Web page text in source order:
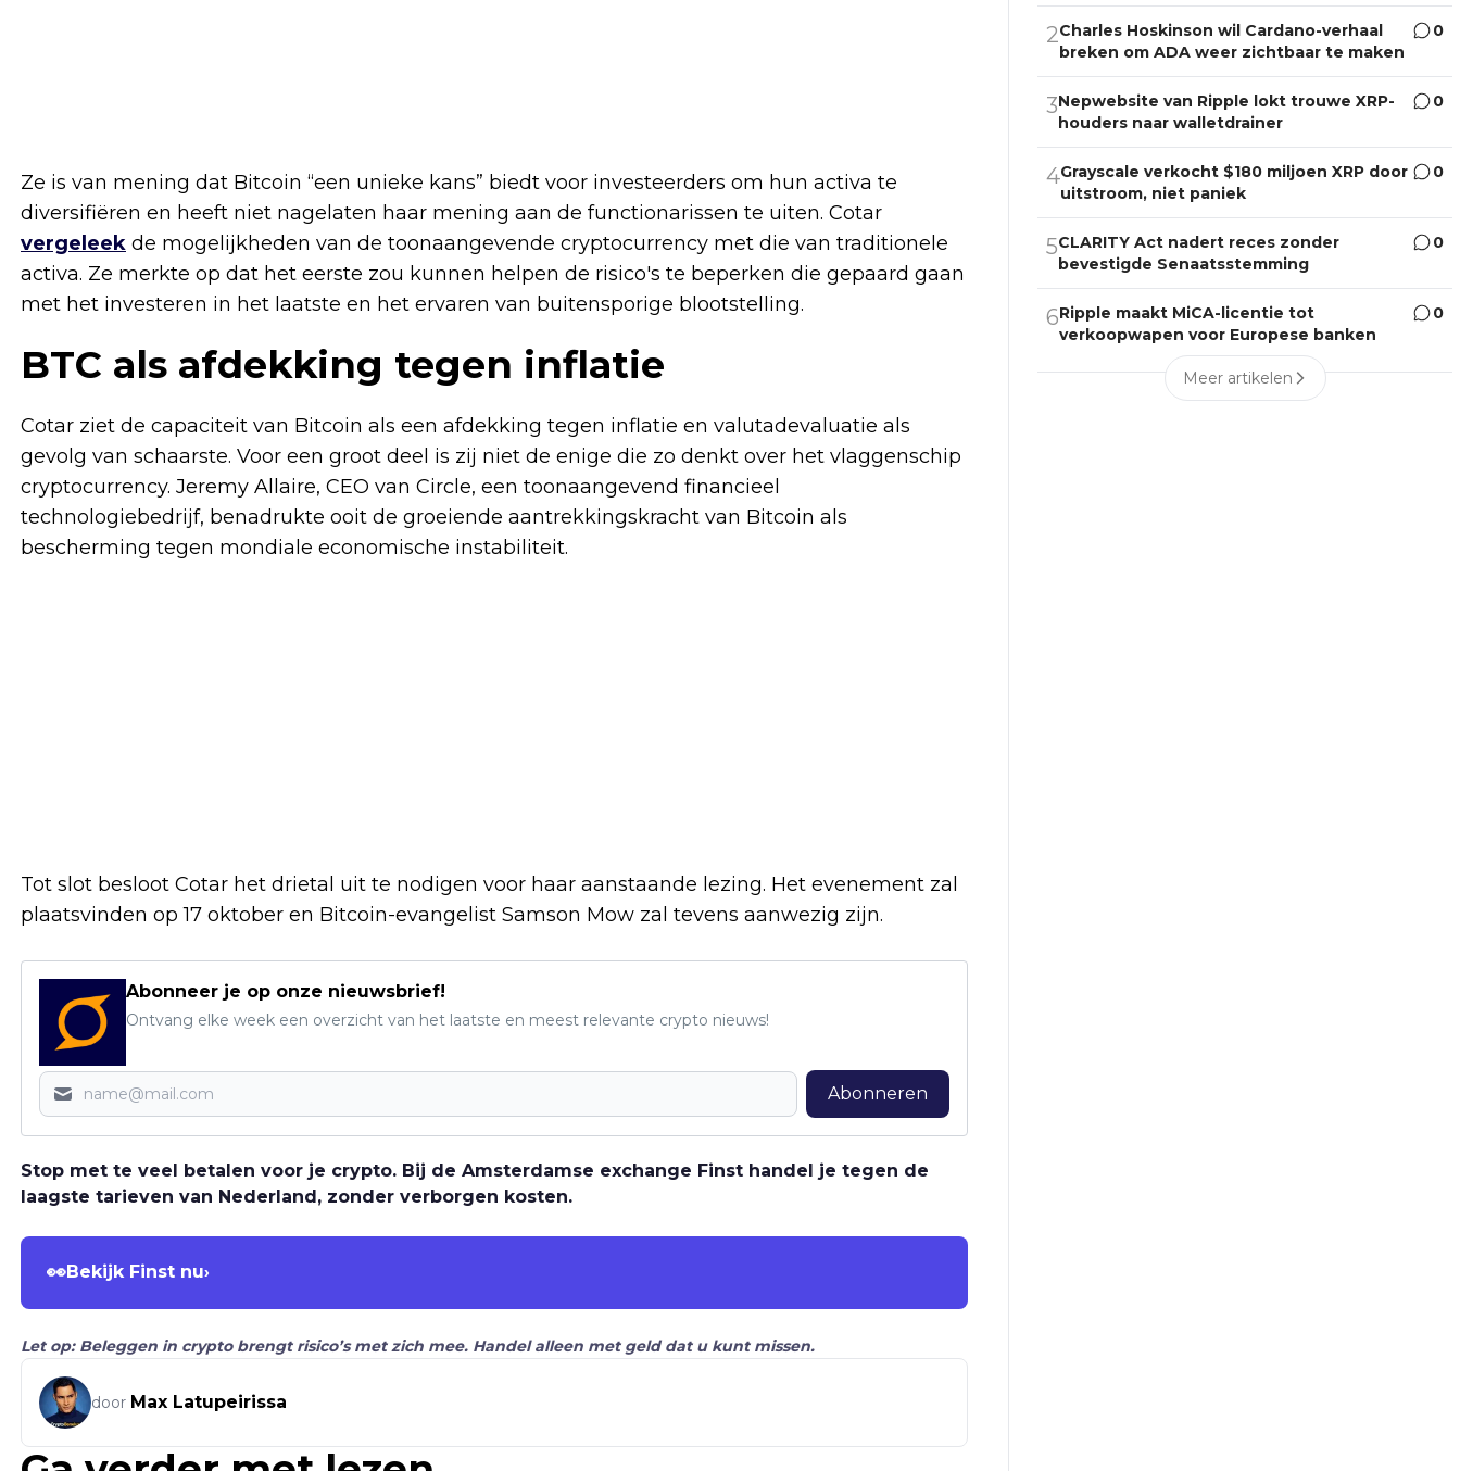
Ze is van mening dat Bitcoin “een unieke kans” biedt voor investeerders om hun activa te
diversifiëren en heeft niet nagelaten haar mening aan de functionarissen te uiten. Cotar
vergeleek de mogelijkheden van de toonaangevende cryptocurrency met die van traditionele
activa. Ze merkte op dat het eerste zou kunnen helpen de risico's te beperken die gepaard gaan
met het investeren in het laatste en het ervaren van buitensporige blootstelling.
BTC als afdekking tegen inflatie
Cotar ziet de capaciteit van Bitcoin als een afdekking tegen inflatie en valutadevaluatie als
gevolg van schaarste. Voor een groot deel is zij niet de enige die zo denkt over het vlaggenschip
cryptocurrency. Jeremy Allaire, CEO van Circle, een toonaangevend financieel
technologiebedrijf, benadrukte ooit de groeiende aantrekkingskracht van Bitcoin als
bescherming tegen mondiale economische instabiliteit.
Tot slot besloot Cotar het drietal uit te nodigen voor haar aanstaande lezing. Het evenement zal
plaatsvinden op 17 oktober en Bitcoin-evangelist Samson Mow zal tevens aanwezig zijn.
Abonneer je op onze nieuwsbrief!
Ontvang elke week een overzicht van het laatste en meest relevante crypto nieuws!
Abonneren
Stop met te veel betalen voor je crypto. Bij de Amsterdamse exchange Finst handel je tegen de
laagste tarieven van Nederland, zonder verborgen kosten.
👀Bekijk Finst nu›
Let op: Beleggen in crypto brengt risico’s met zich mee. Handel alleen met geld dat u kunt missen.
door Max Latupeirissa
2Charles Hoskinson wil Cardano-verhaal
breken om ADA weer zichtbaar te maken
0
3Nepwebsite van Ripple lokt trouwe XRP-
houders naar walletdrainer
0
4Grayscale verkocht $180 miljoen XRP door
uitstroom, niet paniek
0
5CLARITY Act nadert reces zonder
bevestigde Senaatsstemming
0
6Ripple maakt MiCA-licentie tot
verkoopwapen voor Europese banken
0
Meer artikelen